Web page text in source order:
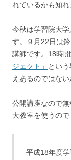
れているかも知れ
今秋は学習院大
す。９月22日は
講師です。18時
ジェクト」
とい
えあるのではない
公開講座なので無
大教室を使うの
平成18年度